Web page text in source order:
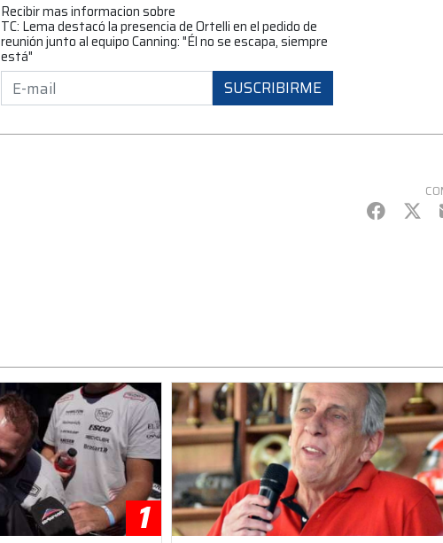
Recibir mas informacion sobre
TC: Lema destacó la presencia de Ortelli en el pedido de
reunión junto al equipo Canning: "Él no se escapa, siempre
está"
SUSCRIBIRME
1